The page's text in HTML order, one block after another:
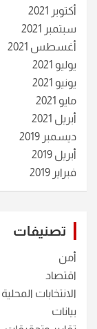
أكتوبر 2021
سبتمبر 2021
أغسطس 2021
يوليو 2021
يونيو 2021
مايو 2021
أبريل 2021
ديسمبر 2019
أبريل 2019
فبراير 2019
تصنيفات
أمن
اقتصاد
الانتخابات المحلية
بيانات